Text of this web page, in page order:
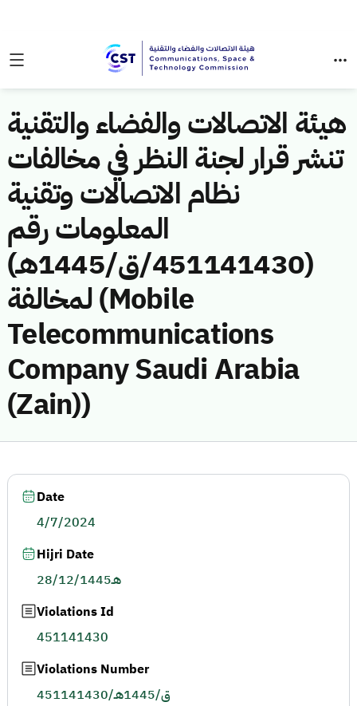
هيئة الاتصالات والفضاء والتقنية
تنشر قرار لجنة النظر في مخالفات
نظام الاتصالات وتقنية
المعلومات رقم
(451141430/ق/1445هـ)
لمخالفة (Mobile
Telecommunications
Company Saudi Arabia
(Zain))
Date
4/7/2024
Hijri Date
28/12/1445هـ
Violations Id
451141430
Violations Number
451141430/ق/1445هـ